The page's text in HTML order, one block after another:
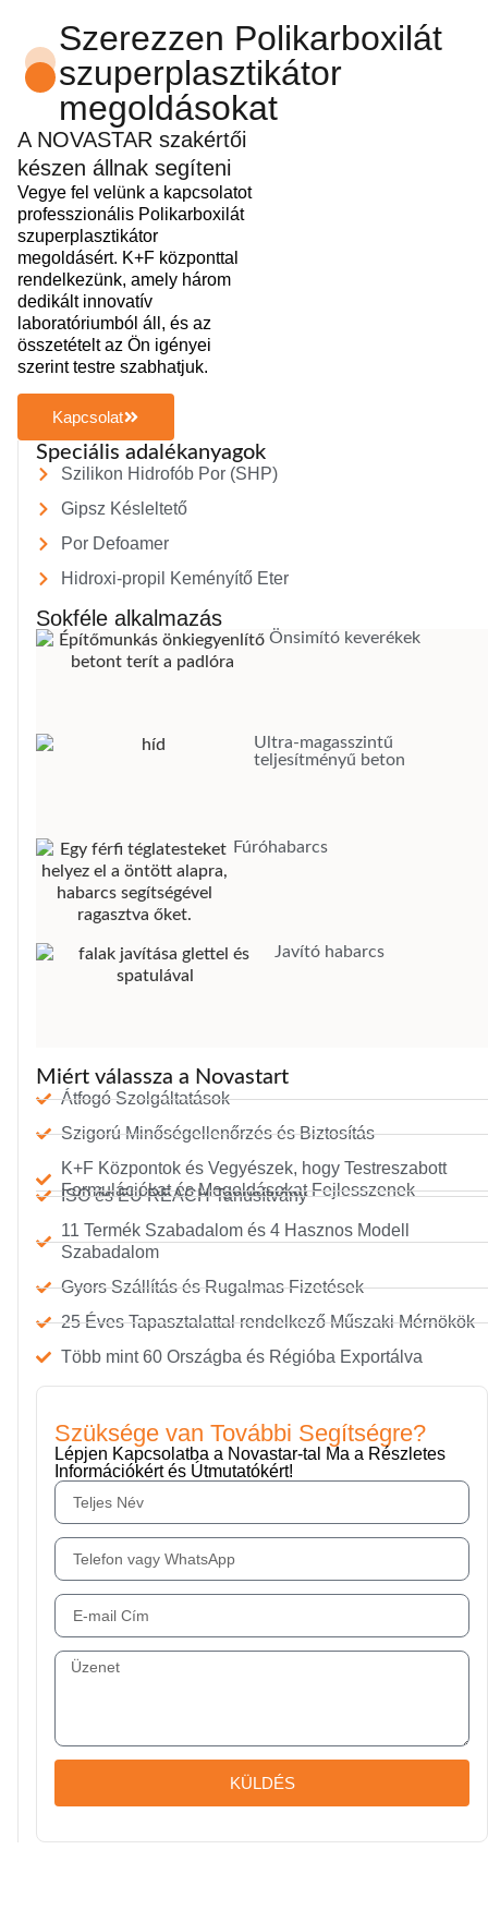
Szerezzen Polikarboxilát
szuperplasztikátor
megoldásokat
A NOVASTAR szakértői
készen állnak segíteni
Vegye fel velünk a kapcsolatot
professzionális Polikarboxilát
szuperplasztikátor
megoldásért. K+F központtal
rendelkezünk, amely három
dedikált innovatív
laboratóriumból áll, és az
összetételt az Ön igényei
szerint testre szabhatjuk.
Kapcsolat
Speciális adalékanyagok
Szilikon Hidrofób Por (SHP)
Gipsz Késleltető
Por Defoamer
Hidroxi-propil Keményítő Eter
Sokféle alkalmazás
Önsimító keverékek
Ultra-magasszintű
teljesítményű beton
Fúróhabarcs
Javító habarcs
Miért válassza a Novastart
Átfogó Szolgáltatások
Szigorú Minőségellenőrzés és Biztosítás
K+F Központok és Vegyészek, hogy Testreszabott
Formulációkat és Megoldásokat Fejlesszenek
ISO és EU REACH Tanúsítvány
11 Termék Szabadalom és 4 Hasznos Modell
Szabadalom
Gyors Szállítás és Rugalmas Fizetések
25 Éves Tapasztalattal rendelkező Műszaki Mérnökök
Több mint 60 Országba és Régióba Exportálva
Szüksége van További Segítségre?
Lépjen Kapcsolatba a Novastar-tal Ma a Részletes
Információkért és Útmutatókért!
KÜLDÉS